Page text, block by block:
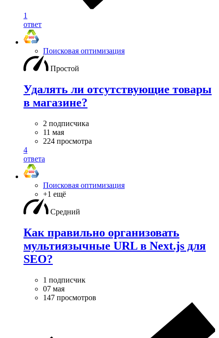
1
ответ
Поисковая оптимизация
Простой
Удалять ли отсутствующие товары
в магазине?
2 подписчика
11 мая
224 просмотра
4
ответа
Поисковая оптимизация
+1 ещё
Средний
Как правильно организовать
мультиязычные URL в Next.js для
SEO?
1 подписчик
07 мая
147 просмотров